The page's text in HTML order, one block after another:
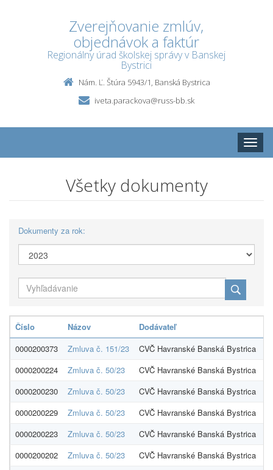
Zverejňovanie zmlúv,
objednávok a faktúr
Regionálny úrad školskej správy v Banskej
Bystrici
Nám. Ľ. Štúra 5943/1, Banská Bystrica
iveta.parackova@russ-bb.sk
Toggle
Všetky dokumenty
Dokumenty za rok:
Číslo Názov Dodávateľ
0000200373
Zmluva č. 151/23
CVČ Havranské Banská Bystrica
0000200224
Zmluva č. 50/23
CVČ Havranské Banská Bystrica
0000200230
Zmluva č. 50/23
CVČ Havranské Banská Bystrica
0000200229
Zmluva č. 50/23
CVČ Havranské Banská Bystrica
0000200223
Zmluva č. 50/23
CVČ Havranské Banská Bystrica
0000200202
Zmluva č. 50/23
CVČ Havranské Banská Bystrica